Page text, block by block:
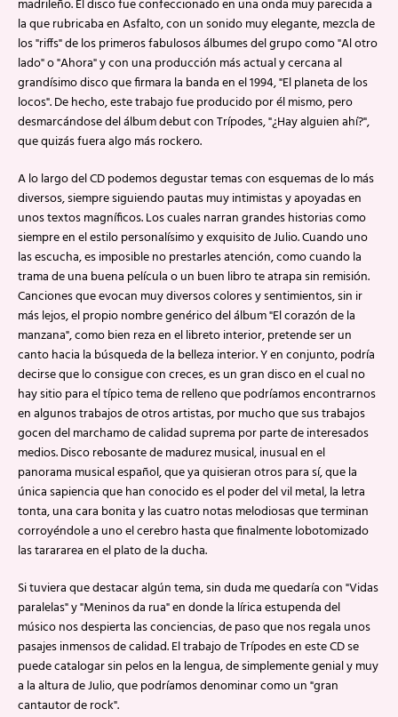
madrileño. El disco fue confeccionado en una onda muy parecida a
la que rubricaba en Asfalto, con un sonido muy elegante, mezcla de
los "riffs" de los primeros fabulosos álbumes del grupo como "Al otro
lado" o "Ahora" y con una producción más actual y cercana al
grandísimo disco que firmara la banda en el 1994, "El planeta de los
locos". De hecho, este trabajo fue producido por él mismo, pero
desmarcándose del álbum debut con Trípodes, "¿Hay alguien ahí?",
que quizás fuera algo más rockero.
A lo largo del CD podemos degustar temas con esquemas de lo más
diversos, siempre siguiendo pautas muy intimistas y apoyadas en
unos textos magníficos. Los cuales narran grandes historias como
siempre en el estilo personalísimo y exquisito de Julio. Cuando uno
las escucha, es imposible no prestarles atención, como cuando la
trama de una buena película o un buen libro te atrapa sin remisión.
Canciones que evocan muy diversos colores y sentimientos, sin ir
más lejos, el propio nombre genérico del álbum "El corazón de la
manzana", como bien reza en el libreto interior, pretende ser un
canto hacia la búsqueda de la belleza interior. Y en conjunto, podría
decirse que lo consigue con creces, es un gran disco en el cual no
hay sitio para el típico tema de relleno que podríamos encontrarnos
en algunos trabajos de otros artistas, por mucho que sus trabajos
gocen del marchamo de calidad suprema por parte de interesados
medios. Disco rebosante de madurez musical, inusual en el
panorama musical español, que ya quisieran otros para sí, que la
única sapiencia que han conocido es el poder del vil metal, la letra
tonta, una cara bonita y las cuatro notas melodiosas que terminan
corroyéndole a uno el cerebro hasta que finalmente lobotomizado
las tarararea en el plato de la ducha.
Si tuviera que destacar algún tema, sin duda me quedaría con "Vidas
paralelas" y "Meninos da rua" en donde la lírica estupenda del
músico nos despierta las conciencias, de paso que nos regala unos
pasajes inmensos de calidad. El trabajo de Trípodes en este CD se
puede catalogar sin pelos en la lengua, de simplemente genial y muy
a la altura de Julio, que podríamos denominar como un "gran
cantautor de rock".